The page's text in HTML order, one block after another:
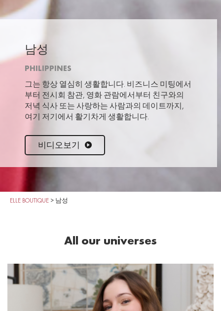
남성
PHILIPPINES
그는 항상 열심히 생활합니다. 비즈니스 미팅에서
부터 전시회 참관, 영화 관람에서부터 친구와의
저녁 식사 또는 사랑하는 사람과의 데이트까지,
여기 저기에서 활기차게 생활합니다.
비디오보기
ELLE BOUTIQUE > 남성
All our universes